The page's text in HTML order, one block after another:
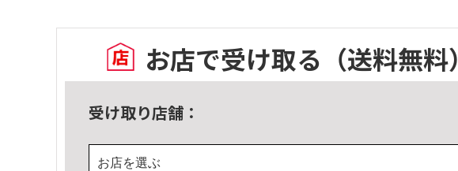
お店で受け取る （送料無料）
受け取り店舗：
お店を選ぶ